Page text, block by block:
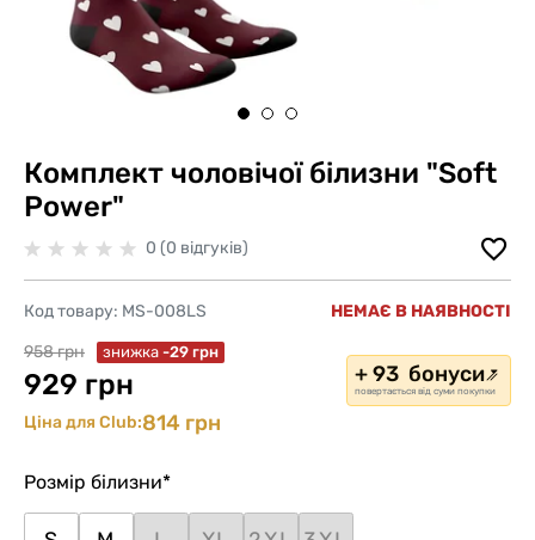
Комплект чоловічої білизни "Soft
Power"
0 (0 відгуків)
Код товару: MS-008LS
НЕМАЄ В НАЯВНОСТІ
958 грн
знижка -29 грн
929 грн + 93 бонуси
повертається від суми покупки
Ціна для Club:814 грн
Розмір білизни*